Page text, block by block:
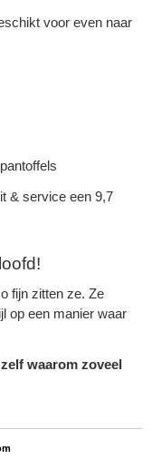
voor even naar
& service een 9,7
fijn zitten ze. Ze
op een manier waar
waarom zoveel